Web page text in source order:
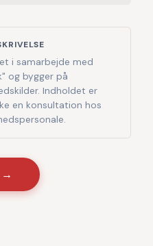
i samarbejde med
og bygger på
Indholdet er
en konsultation hos
→